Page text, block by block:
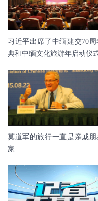
习近平出席了中缅建交70周
典和中缅文化旅游年启动仪
莫道军的旅行一直是亲戚朋
家